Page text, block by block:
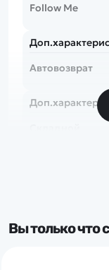
Follow Me
Автовозврат
Вы только что